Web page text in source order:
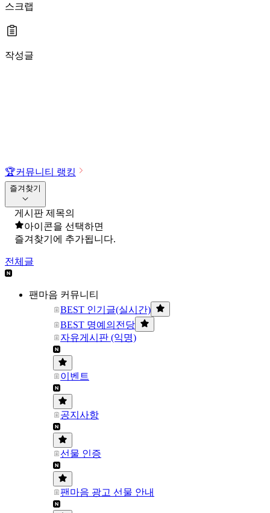
스크랩
작성글
🏆커뮤니티 랭킹
즐겨찾기
게시판 제목의
아이콘을 선택하면
즐겨찾기에 추가됩니다.
전체글
팬마음 커뮤니티
BEST 인기글(실시간)
BEST 명예의전당
자유게시판 (익명)
이벤트
공지사항
선물 인증
팬마음 광고 선물 안내